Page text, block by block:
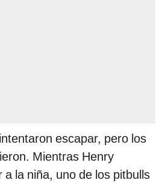
escapar, pero los
Mientras Henry
la niña, uno de los pitbulls